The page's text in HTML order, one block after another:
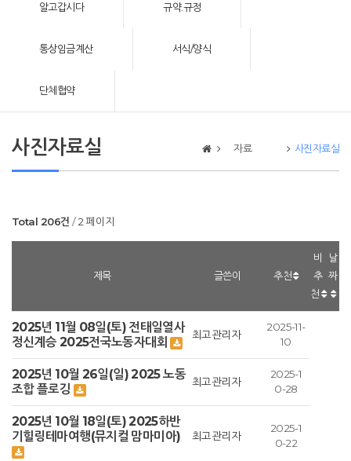
알고갑시다 규약.규정
통상임금계산 서식/양식
단체협약
사진자료실 자료 사진자료실
Total 206건 2 페이지
제목 글쓴이 추천
비
추
천
날
짜
2025년 11월 08일(토) 전태일열사
정신계승 2025전국노동자대회
최고관리자
2025-11-
10
2025년 10월 26일(일) 2025 노동
조합 플로깅
최고관리자
2025-1
0-28
2025년 10월 18일(토) 2025하반
기힐링테마여행(뮤지컬 맘마미아)
최고관리자
2025-1
0-22